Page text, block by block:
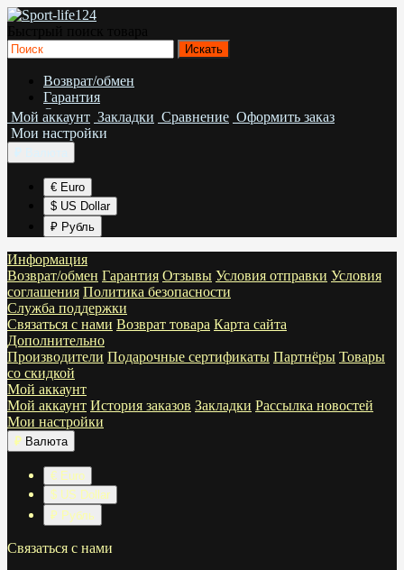
Возврат/обмен
Гарантия
Отзывы
Условия отправки
Условия соглашения
Политика безопасности
Мой аккаунт Закладки Сравнение Оформить заказ
Мои настройки
€ Euro
$ US Dollar
₽ Рубль
Информация
Возврат/обмен Гарантия Отзывы Условия отправки Условия
соглашения Политика безопасности
Служба поддержки
Связаться с нами Возврат товара Карта сайта
Дополнительно
Производители Подарочные сертификаты Партнёры Товары
со скидкой
Мой аккаунт
Мой аккаунт История заказов Закладки Рассылка новостей
Мои настройки
₽ Валюта
€ Euro
$ US Dollar
₽ Рубль
Связаться с нами